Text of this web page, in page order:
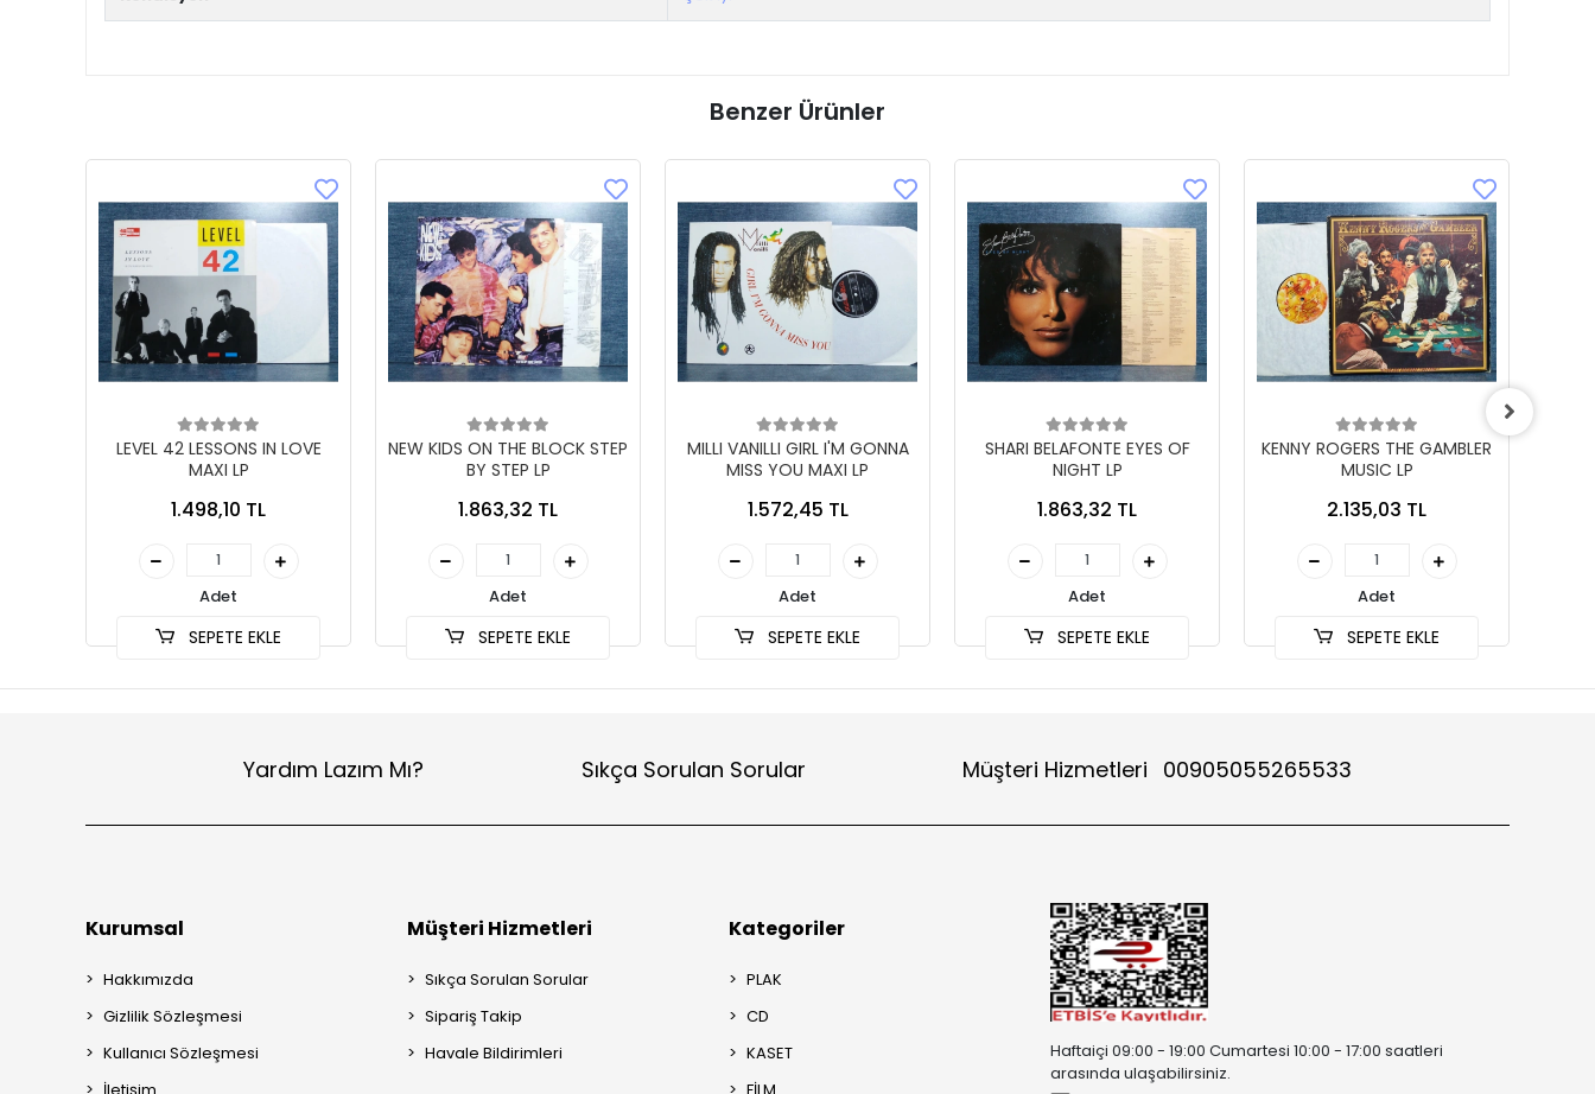
Benzer Ürünler
LEVEL 42 LESSONS IN LOVE
MAXI LP
1.498,10 TL
Adet
SEPETE EKLE
NEW KIDS ON THE BLOCK STEP
BY STEP LP
1.863,32 TL
Adet
SEPETE EKLE
MILLI VANILLI GIRL I'M GONNA
MISS YOU MAXI LP
1.572,45 TL
Adet
SEPETE EKLE
SHARI BELAFONTE EYES OF
NIGHT LP
1.863,32 TL
Adet
SEPETE EKLE
KENNY ROGERS THE GAMBLER
MUSIC LP
2.135,03 TL
Adet
SEPETE EKLE
Yardım Lazım Mı? Sıkça Sorulan Sorular Müşteri Hizmetleri 00905055265533
Kurumsal
Hakkımızda
Gizlilik Sözleşmesi
Kullanıcı Sözleşmesi
Müşteri Hizmetleri
Sıkça Sorulan Sorular
Sipariş Takip
Havale Bildirimleri
Kategoriler
PLAK
CD
KASET
Haftaiçi 09:00 - 19:00 Cumartesi 10:00 - 17:00 saatleri
arasında ulaşabilirsiniz.